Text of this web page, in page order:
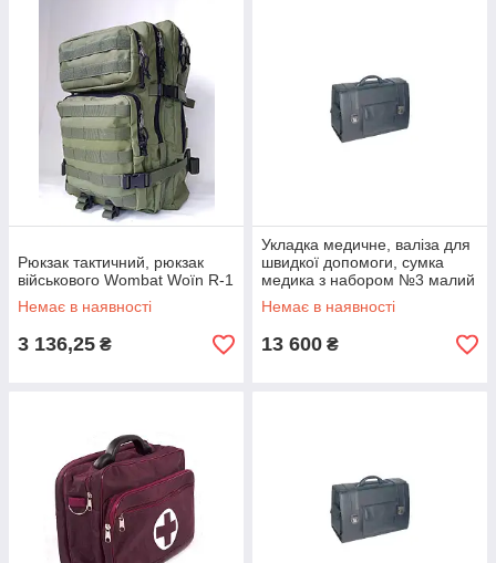
Рюкзак тактичний, рюкзак
військового Wombat Woїn R-1
Немає в наявності
3 136,25 ₴
Укладка медичне, валіза для
швидкої допомоги, сумка
медика з набором №3 малий
Заповіт
Немає в наявності
13 600 ₴